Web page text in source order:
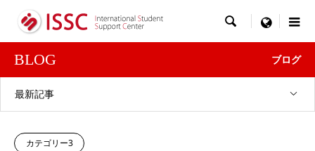
 menu
BLOG ブログ
最新記事
カテゴリー3